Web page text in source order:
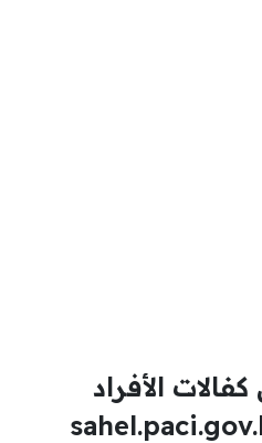
الأفراد